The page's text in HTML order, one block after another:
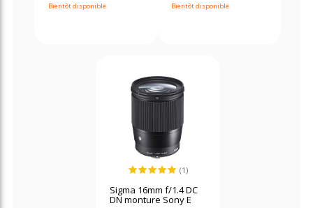
Bientôt disponible Bientôt disponible
(1)
Sigma 16mm f/1.4 DC
DN monture Sony E